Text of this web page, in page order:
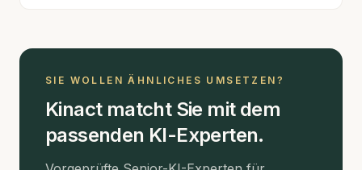
SIE WOLLEN ÄHNLICHES UMSETZEN?
Kinact matcht Sie mit dem
passenden KI-Experten.